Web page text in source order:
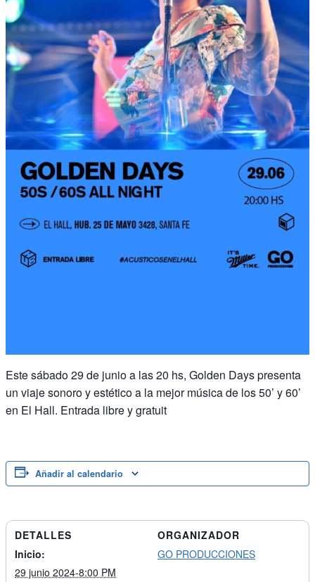
Este sábado 29 de junio a las 20 hs, Golden Days presenta
un viaje sonoro y estético a la mejor música de los 50’ y 60’
en El Hall. Entrada libre y gratuit
Añadir al calendario
DETALLES
Inicio:
29 junio 2024-8:00 PM
ORGANIZADOR
GO PRODUCCIONES